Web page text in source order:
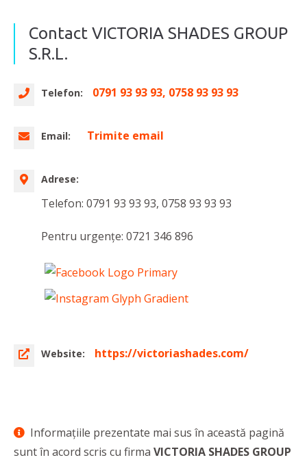
Contact VICTORIA SHADES GROUP
S.R.L.
Telefon: 0791 93 93 93, 0758 93 93 93
Email: Trimite email
Adrese:
Telefon: 0791 93 93 93, 0758 93 93 93
Pentru urgențe: 0721 346 896
Website: https://victoriashades.com/
Informaţiile prezentate mai sus în această pagină
sunt în acord scris cu firma VICTORIA SHADES GROUP